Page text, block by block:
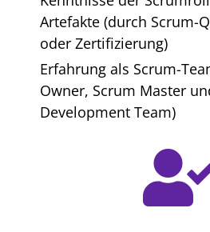
Artefakte (durch Scrum-
oder Zertifizierung)
Erfahrung als Scrum-
Owner, Scrum Master
Development Team)